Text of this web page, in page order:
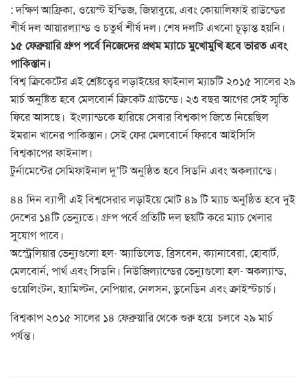
: দক্ষিণ আফ্রিকা, ওয়েস্ট ইন্ডিজ, জিম্বাবুয়ে, এবং কোয়ালিফাই রাউন্ডের
শীর্ষ দল আয়ারল্যান্ড ও চতুর্থ শীর্ষ দল। শেষ দলটি এখনো চূড়ান্ত হয়নি।
১৫ ফেব্রুয়ারি গ্রুপ পর্বে নিজেদের প্রথম ম্যাচে মুখোমুখি হবে ভারত এবং
পাকিস্তান।
বিশ্ব ক্রিকেটের এই শ্রেষ্টত্বের লড়াইয়ের ফাইনাল ম্যাচটি ২০১৫ সালের ২৯
মার্চ অনুষ্টিত হবে মেলবোর্ন ক্রিকেট গ্রাউন্ডে। ২৩ বছর আগের সেই স্মৃতি
ফিরে আসছে। ইংল্যান্ডকে হারিয়ে সেবার বিশ্বকাপ জিতে নিয়েছিল
ইমরান খানের পাকিস্তান। সেই ফের মেলবোর্নে ফিরবে আইসিসি
বিশ্বকাপের ফাইনাল।
টুর্নামেন্টের সেমিফাইনাল দু’টি অনুষ্ঠিত হবে সিডনি এবং অকল্যান্ডে।
৪৪ দিন ব্যাপী এই বিশ্বসেরার লড়াইয়ে মোট ৪৯ টি ম্যাচ অনুষ্ঠিত হবে দুই
দেশের ১৪টি ভেন্যুতে। গ্রুপ পর্বে প্রতিটি দল ছয়টি করে ম্যাচ খেলার
সুযোগ পাবে।
অস্ট্রেলিয়ার ভেন্যুগুলো হল- অ্যাডিলেড, ব্রিসবেন, ক্যানাবেরা, হোবার্ট,
মেলবোর্ন, পার্থ এবং সিডনি। নিউজিল্যান্ডের ভেন্যুগুলো হল- অকল্যান্ড,
ওয়েলিংটন, হ্যামিল্টন, নেপিয়ার, নেলসন, ডুনেডিন এবং ক্রাইস্টচার্চ।
বিশ্বকাপ ২০১৫ সালের ১৪ ফেব্রুয়ারি থেকে শুরু হয়ে চলবে ২৯ মার্চ
পর্যন্ত।